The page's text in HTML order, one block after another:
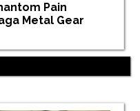
Pain
Metal Gear